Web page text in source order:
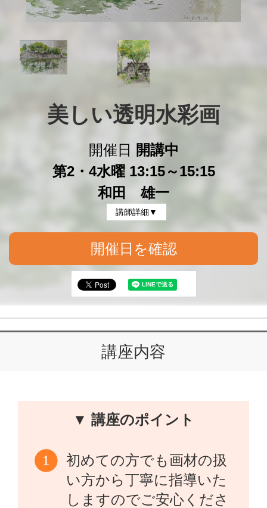
美しい透明水彩画
開催日
開講中
第2・4水曜 13:15～15:15
和田 雄一
講師詳細▼
開催日を確認
講座内容
▼ 講座のポイント
初めての方でも画材の扱
い方から丁寧に指導いた
しますのでご安心くださ